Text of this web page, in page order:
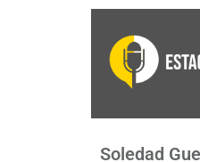
Soledad